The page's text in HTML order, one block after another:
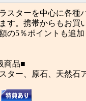
スターを中心に各種
す。携帯からもお買
の5％ポイントも追
商品■
ター、原石、天然石